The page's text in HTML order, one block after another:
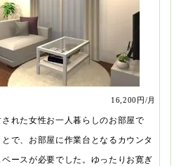
16,200円/月
れた女性お一人暮らしのお部屋で
で、お部屋に作業台となるカウンタ
ースが必要でした。ゆったりお寛ぎ